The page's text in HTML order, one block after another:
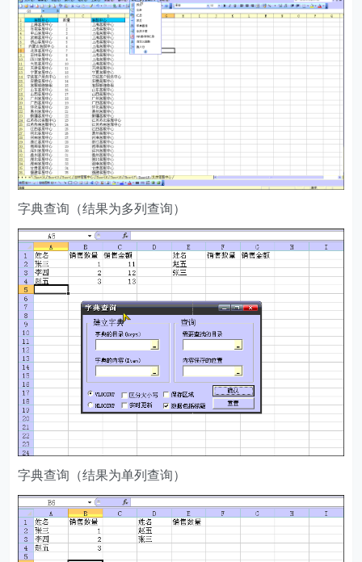
字典查询（结果为多列查询）
字典查询（结果为单列查询）